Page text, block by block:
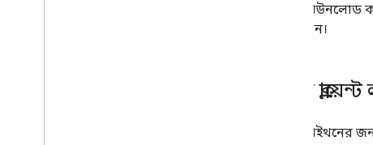
ডাউনলোড
যান।
গুগল
পাইথনের